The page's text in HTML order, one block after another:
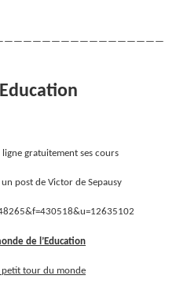
ligne gratuitement ses cours
post de Victor de Sepausy
de l’Education
petit tour du monde